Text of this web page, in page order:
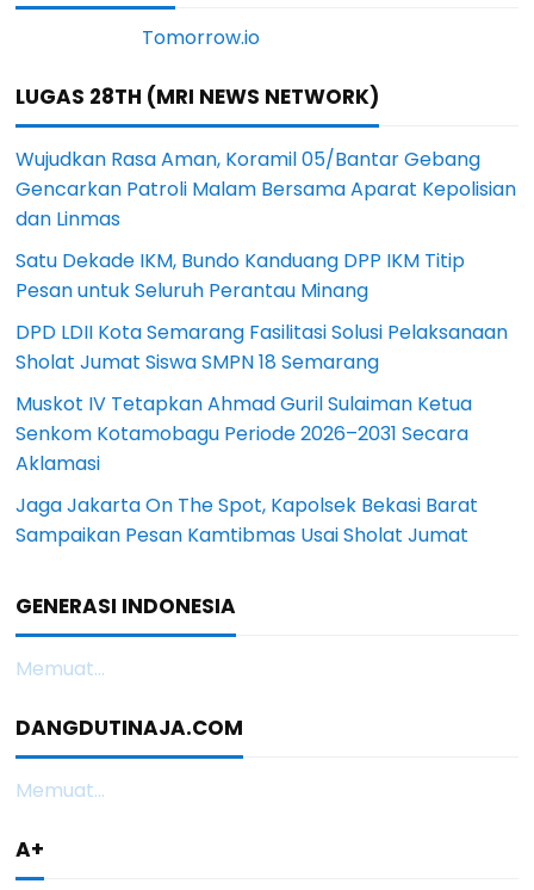
LUGAS 28TH (MRI NEWS NETWORK)
Wujudkan Rasa Aman, Koramil 05/Bantar Gebang
Gencarkan Patroli Malam Bersama Aparat Kepolisian
dan Linmas
Satu Dekade IKM, Bundo Kanduang DPP IKM Titip
Pesan untuk Seluruh Perantau Minang
DPD LDII Kota Semarang Fasilitasi Solusi Pelaksanaan
Sholat Jumat Siswa SMPN 18 Semarang
Muskot IV Tetapkan Ahmad Guril Sulaiman Ketua
Senkom Kotamobagu Periode 2026–2031 Secara
Aklamasi
Jaga Jakarta On The Spot, Kapolsek Bekasi Barat
Sampaikan Pesan Kamtibmas Usai Sholat Jumat
GENERASI INDONESIA
Memuat...
DANGDUTINAJA.COM
Memuat...
A+